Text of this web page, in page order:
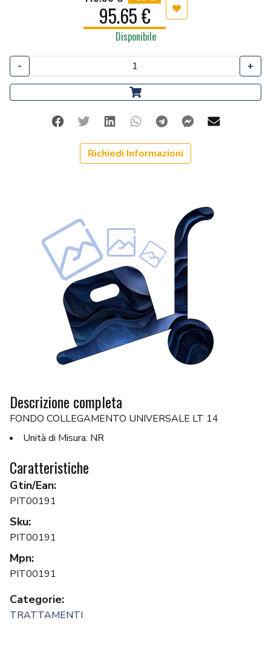
95.65 € Aggiungi ai preferiti
Disponibile
- +
FacebookTwitterLinkedinWhatsappTelegramFacebook
Richiedi Informazioni
Descrizione completa
FONDO COLLEGAMENTO UNIVERSALE LT 14
Unità di Misura: NR
Caratteristiche
Gtin/Ean:
PIT00191
Sku:
PIT00191
Mpn:
PIT00191
Categorie:
TRATTAMENTI